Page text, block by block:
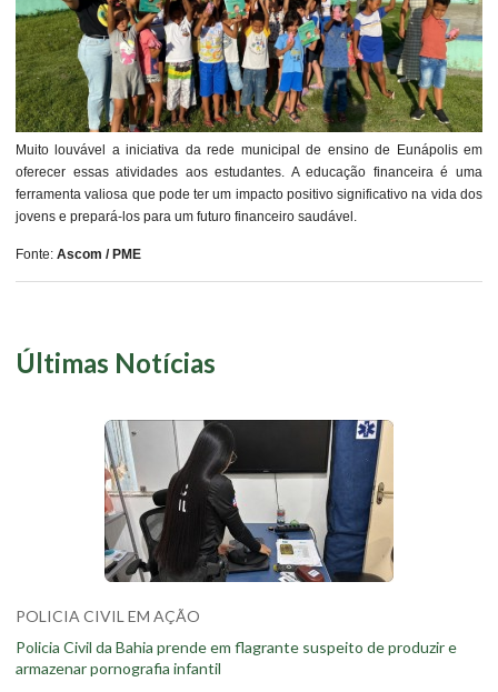
Muito louvável a iniciativa da rede municipal de ensino de Eunápolis em
oferecer essas atividades aos estudantes. A educação financeira é uma
ferramenta valiosa que pode ter um impacto positivo significativo na vida dos
jovens e prepará-los para um futuro financeiro saudável.
Fonte: Ascom / PME
Últimas Notícias
POLICIA CIVIL EM AÇÃO
Policia Civil da Bahia prende em flagrante suspeito de produzir e
armazenar pornografia infantil